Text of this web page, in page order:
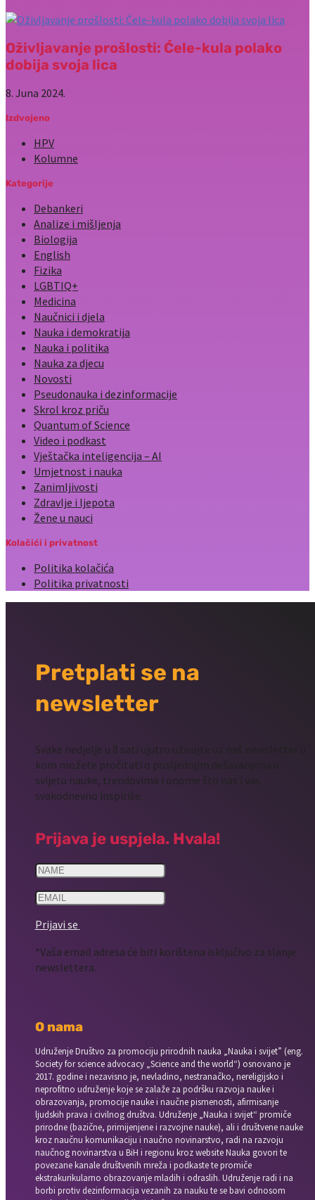
Oživljavanje prošlosti: Ćele-kula polako
dobija svoja lica
8. Juna 2024.
Izdvojeno
HPV
Kolumne
Kategorije
Debankeri
Analize i mišljenja
Biologija
English
Fizika
LGBTIQ+
Medicina
Naučnici i djela
Nauka i demokratija
Nauka i politika
Nauka za djecu
Novosti
Pseudonauka i dezinformacije
Skrol kroz priču
Quantum of Science
Video i podkast
Vještačka inteligencija – AI
Umjetnost i nauka
Zanimljivosti
Zdravlje i ljepota
Žene u nauci
Kolačići i privatnost
Politika kolačića
Politika privatnosti
Pretplati se na
newsletter
Svake nedjelje u 8 sati ujutro uživajte uz naš newsletter u
kom možete pročitati o posljednjim dešavanjima u
svijetu nauke, trendovima i onome što nas i vas
svakodnevno inspiriše.
Prijava je uspjela. Hvala!
Prijavi se
*Vaša email adresa će biti korištena isključivo za slanje
newslettera.
O nama
Udruženje Društvo za promociju prirodnih nauka „Nauka i svijet” (eng.
Society for science advocacy „Science and the world“) osnovano je
2017. godine i nezavisno je, nevladino, nestranačko, nereligijsko i
neprofitno udruženje koje se zalaže za podršku razvoja nauke i
obrazovanja, promocije nauke i naučne pismenosti, afirmisanje
ljudskih prava i civilnog društva. Udruženje „Nauka i svijet“ promiče
prirodne (bazične, primijenjene i razvojne nauke), ali i društvene nauke
kroz naučnu komunikaciju i naučno novinarstvo, radi na razvoju
naučnog novinarstva u BiH i regionu kroz website Nauka govori te
povezane kanale društvenih mreža i podkaste te promiče
ekstrakurikularno obrazovanje mladih i odraslih. Udruženje radi i na
borbi protiv dezinformacija vezanih za nauku te se bavi odnosom